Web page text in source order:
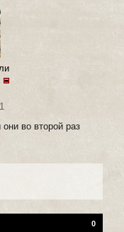
во второй раз
0